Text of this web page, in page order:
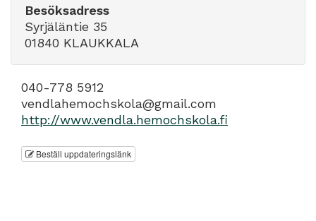
Besöksadress
Syrjäläntie 35
01840 KLAUKKALA
040-778 5912
vendlahemochskola@gmail.com
http://www.vendla.hemochskola.fi
Beställ uppdateringslänk